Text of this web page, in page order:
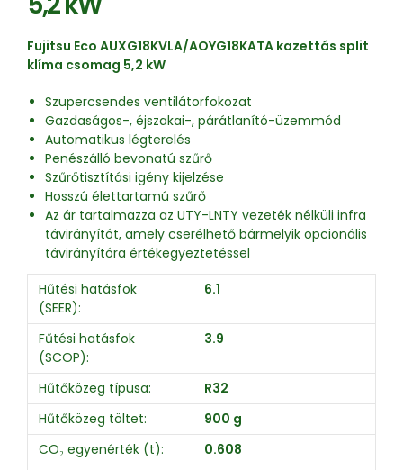
Fujitsu Eco AUXG18KVLA/AOYG18KATA kazettás split
klíma csomag 5,2 kW
Szupercsendes ventilátorfokozat
Gazdaságos-, éjszakai-, párátlanító-üzemmód
Automatikus légterelés
Penészálló bevonatú szűrő
Szűrőtisztítási igény kijelzése
Hosszú élettartamú szűrő
Az ár tartalmazza az UTY-LNTY vezeték nélküli infra
távirányítót, amely cserélhető bármelyik opcionális
távirányítóra értékegyeztetéssel
Hűtési hatásfok
(SEER):
6.1
Fűtési hatásfok
(SCOP):
3.9
Hűtőközeg típusa:
R32
Hűtőközeg töltet:
900 g
CO₂ egyenérték (t):
0.608